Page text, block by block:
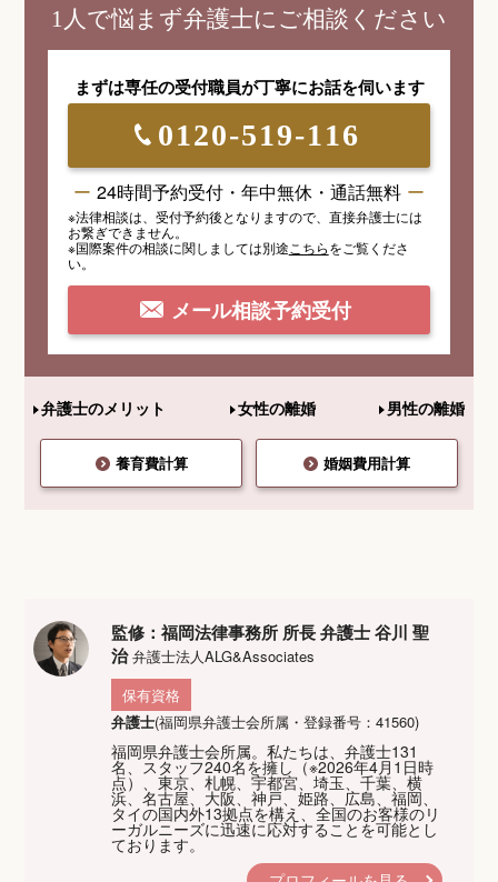
1人で悩まず弁護士にご相談ください
まずは専任の受付職員が丁寧にお話を伺います
0120-519-116
24時間予約受付・年中無休・通話無料
※法律相談は、受付予約後となりますので、 直接弁護士には
お繋ぎできません。
※国際案件の相談に関しましては別途 こちらをご覧くださ
い。
メール相談予約受付
弁護士のメリット 女性の離婚 男性の離婚
養育費計算 婚姻費用計算
監修：福岡法律事務所 所長 弁護士 谷川 聖
治弁護士法人ALG&Associates
保有資格
弁護士(福岡県弁護士会所属・登録番号：41560)
福岡県弁護士会所属。私たちは、弁護士131
名、スタッフ240名を擁し（※2026年4月1日時
点）、東京、札幌、宇都宮、埼玉、千葉、横
浜、名古屋、大阪、神戸、姫路、広島、福岡、
タイの国内外13拠点を構え、全国のお客様のリ
ーガルニーズに迅速に応対することを可能とし
ております。